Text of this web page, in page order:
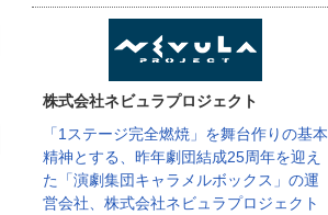
株式会社ネビュラプロジェクト
「1ステージ完全燃焼」を舞台作りの基本
精神とする、昨年劇団結成25周年を迎え
た「演劇集団キャラメルボックス」の運
営会社、株式会社ネビュラプロジェクト